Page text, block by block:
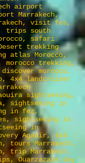
airport
Marrakech,
visit fes,
trips south
safari
trekking
atlas Morocco,
morocco trekking,
morocco,
4x4 landcruiser
sightseeing,
sightseeing in
in fez,
sightseeing in
in
Agadir, 4x4
tours Marrakech,
trip Marrakech,
Ouarzazate day